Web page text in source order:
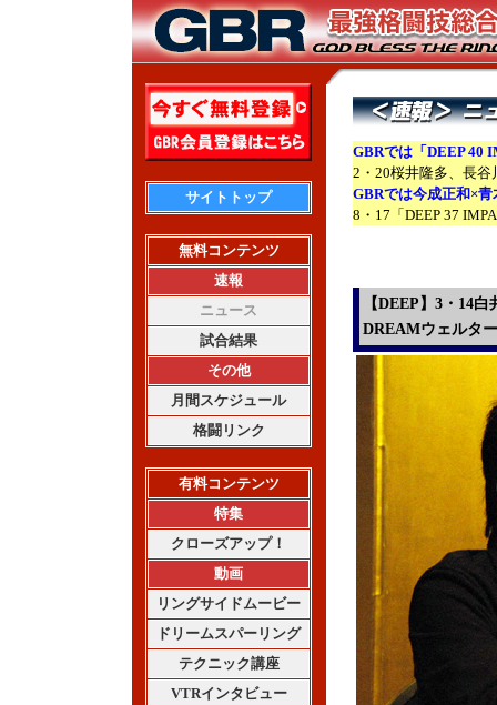
サイトトップ
無料コンテンツ
速報
ニュース
試合結果
その他
月間スケジュール
格闘リンク
有料コンテンツ
特集
クローズアップ！
動画
リングサイドムービー
ドリームスパーリング
テクニック講座
VTRインタビュー
GBRでは「DEEP 40
2・20桜井隆多、長
GBRでは今成正和×
8・17「DEEP 37
【DEEP】3・14
DREAMウェルタ